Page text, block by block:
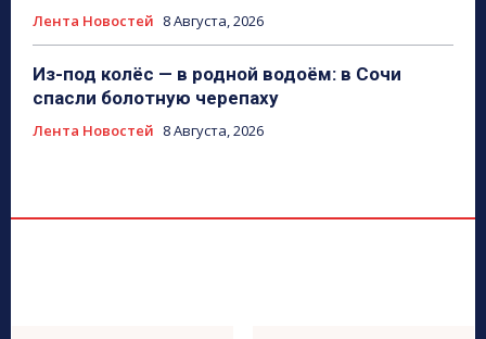
Лента Новостей 8 Августа, 2026
Из-под колёс — в родной водоём: в Сочи
спасли болотную черепаху
Лента Новостей 8 Августа, 2026